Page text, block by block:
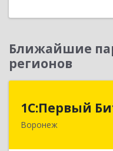
Ближайшие
регионов
1С:Первый
Воронеж
394006,